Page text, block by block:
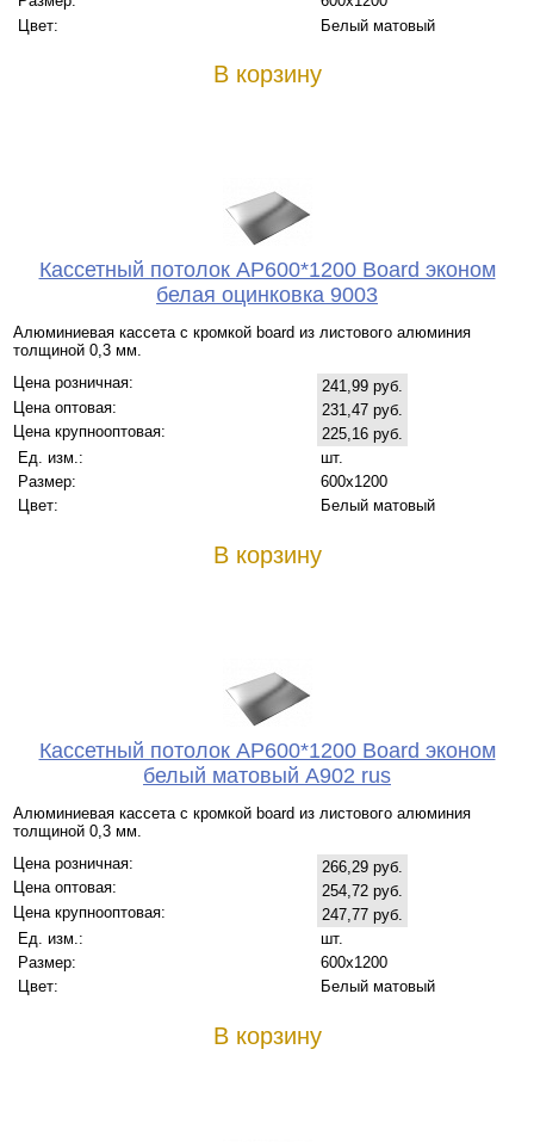
Цвет:
Белый матовый
В корзину
Кассетный потолок AP600*1200 Board эконом
белая оцинковка 9003
Алюминиевая кассета с кромкой board из листового алюминия
толщиной 0,3 мм.
Цена розничная:
241,99 руб.
Цена оптовая:
231,47 руб.
Цена крупнооптовая:
225,16 руб.
Ед. изм.:
шт.
Размер:
600x1200
Цвет:
Белый матовый
В корзину
Кассетный потолок AP600*1200 Board эконом
белый матовый А902 rus
Алюминиевая кассета с кромкой board из листового алюминия
толщиной 0,3 мм.
Цена розничная:
266,29 руб.
Цена оптовая:
254,72 руб.
Цена крупнооптовая:
247,77 руб.
Ед. изм.:
шт.
Размер:
600x1200
Цвет:
Белый матовый
В корзину